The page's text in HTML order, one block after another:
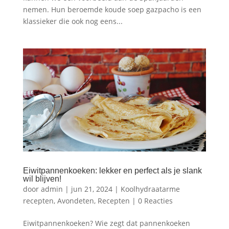
nemen. Hun beroemde koude soep gazpacho is een
klassieker die ook nog eens...
Eiwitpannenkoeken: lekker en perfect als je slank
wil blijven!
door admin | jun 21, 2024| Koolhydraatarme
recepten, Avondeten, Recepten | 0 Reacties
Eiwitpannenkoeken? Wie zegt dat pannenkoeken